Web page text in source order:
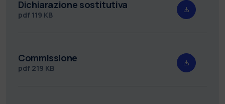
Dichiarazione sostitutiva
pdf 119 KB
Commissione
pdf 219 KB